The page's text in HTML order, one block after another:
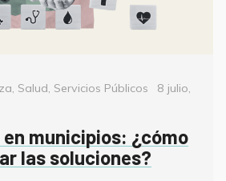
, Salud, Servicios Públicos
Posted
8 julio,
municipios: ¿cómo
las soluciones?